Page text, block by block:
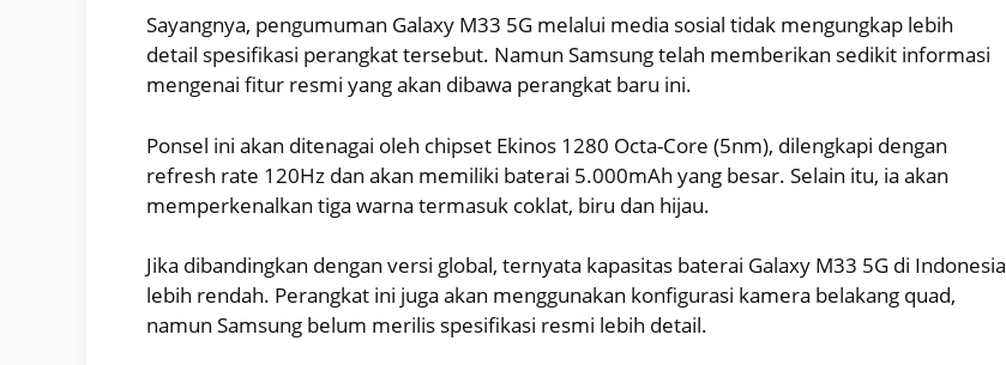
Sayangnya, pengumuman Galaxy M33 5G melalui media sosial tidak mengungkap lebih
detail spesifikasi perangkat tersebut. Namun Samsung telah memberikan sedikit informasi
mengenai fitur resmi yang akan dibawa perangkat baru ini.
Ponsel ini akan ditenagai oleh chipset Ekinos 1280 Octa-Core (5nm), dilengkapi dengan
refresh rate 120Hz dan akan memiliki baterai 5.000mAh yang besar. Selain itu, ia akan
memperkenalkan tiga warna termasuk coklat, biru dan hijau.
Jika dibandingkan dengan versi global, ternyata kapasitas baterai Galaxy M33 5G di Indonesia
lebih rendah. Perangkat ini juga akan menggunakan konfigurasi kamera belakang quad,
namun Samsung belum merilis spesifikasi resmi lebih detail.